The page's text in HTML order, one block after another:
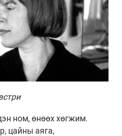
ном, өнөөх хөгжим.
цайны аяга,